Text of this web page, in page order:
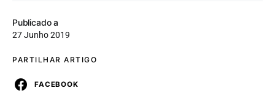
Publicado a
27 Junho 2019
PARTILHAR ARTIGO
FACEBOOK